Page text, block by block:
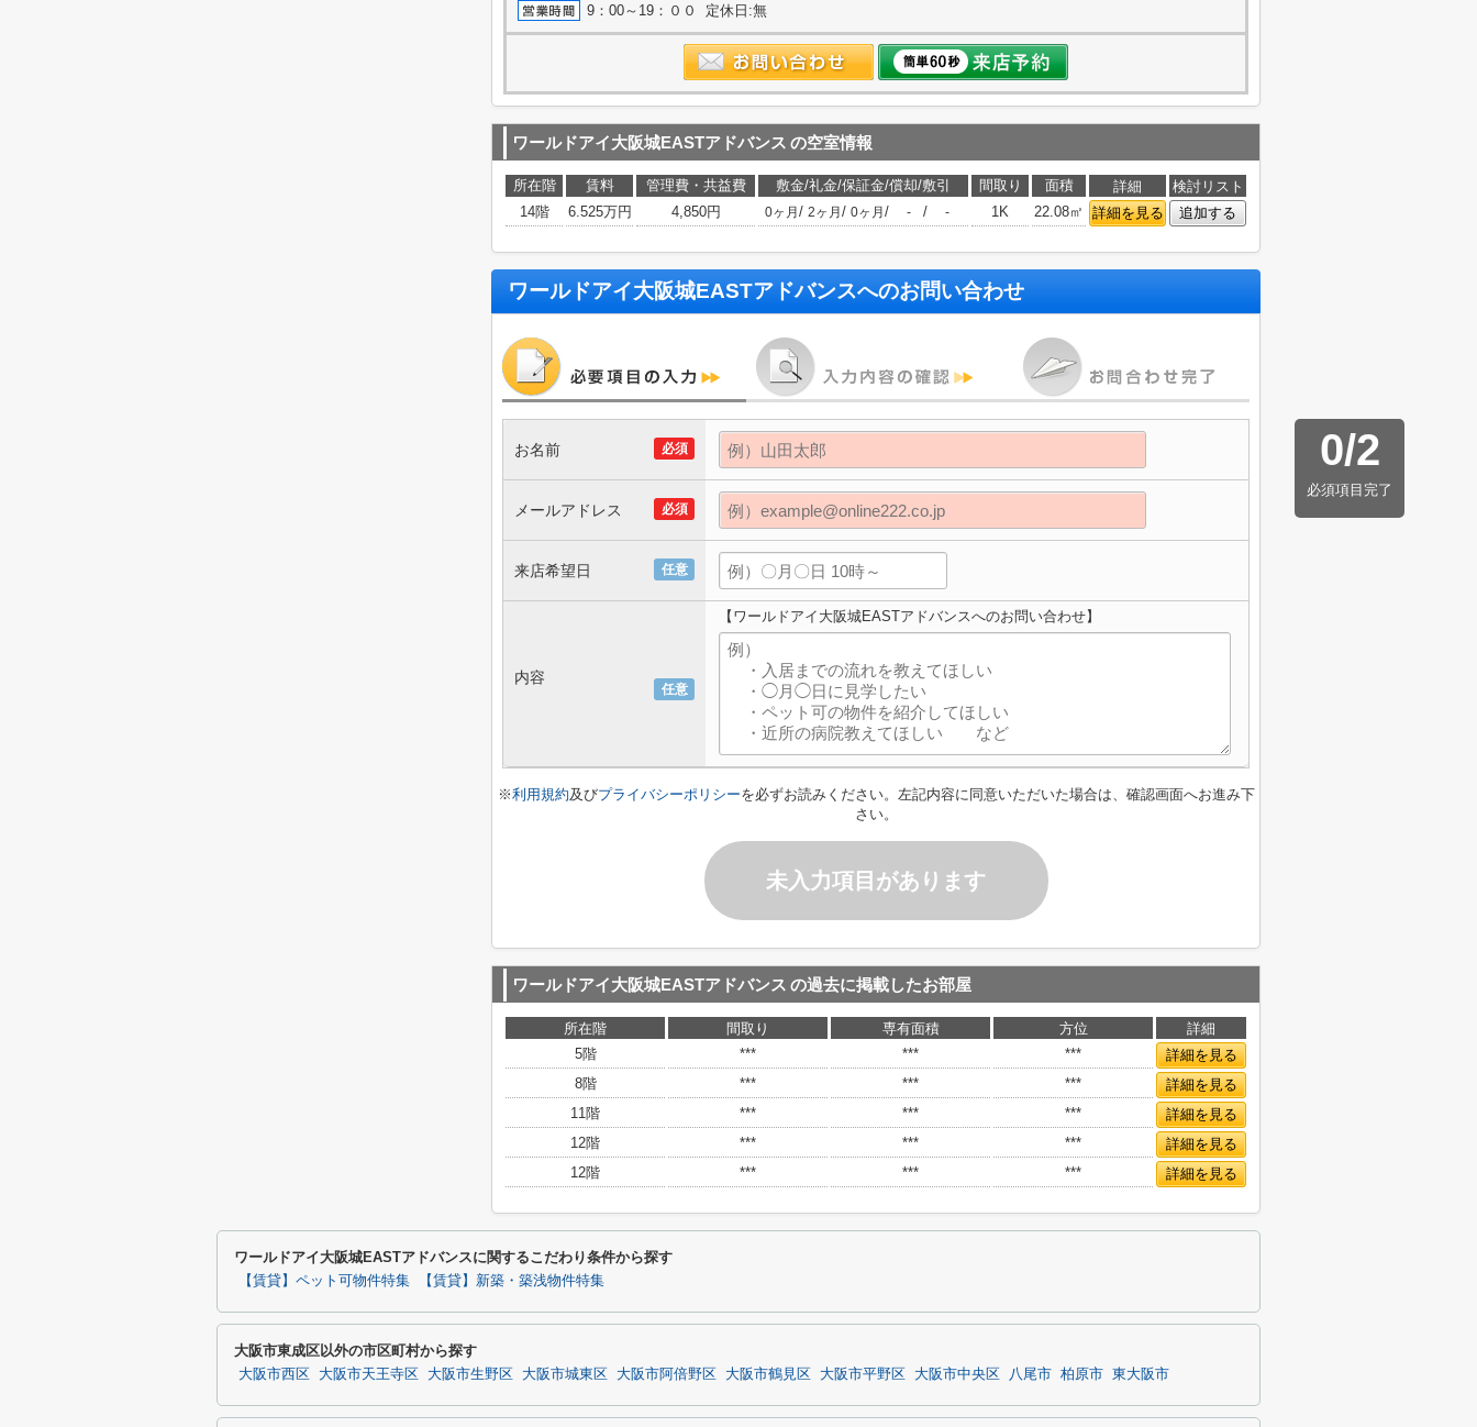
9：00～19：００ 定休日:無
ワールドアイ大阪城EASTアドバンス の空室情報
所在階 賃料 管理費・共益費 敷金/礼金/保証金/償却/敷引 間取り 面積 詳細
検討リスト
14階
6.525万円 4,850円 0ヶ月 / 2ヶ月 / 0ヶ月 / - / - 1K 22.08㎡ 詳細を見る 追加する
ワールドアイ大阪城EASTアドバンスへのお問い合わせ
0/2
必須項目完了
必須
お名前
必須
メールアドレス
任意
来店希望日
任意
内容
【ワールドアイ大阪城EASTアドバンスへのお問い合わせ】
※利用規約及びプライバシーポリシーを必ずお読みください。左記内容に同意いただいた場合は、確認画面へお進み下
さい。
未入力項目があります
ワールドアイ大阪城EASTアドバンス の過去に掲載したお部屋
所在階 間取り 専有面積 方位
詳細
5階
*** *** ***
詳細を見る
8階
*** *** ***
詳細を見る
11階
*** *** ***
詳細を見る
12階
*** *** ***
詳細を見る
12階
*** *** *** 詳細を見る
ワールドアイ大阪城EASTアドバンスに関するこだわり条件から探す
【賃貸】ペット可物件特集 【賃貸】新築・築浅物件特集
大阪市東成区以外の市区町村から探す
大阪市西区 大阪市天王寺区 大阪市生野区 大阪市城東区 大阪市阿倍野区 大阪市鶴見区 大阪市平野区 大阪市中央区 八尾市 柏原市 東大阪市